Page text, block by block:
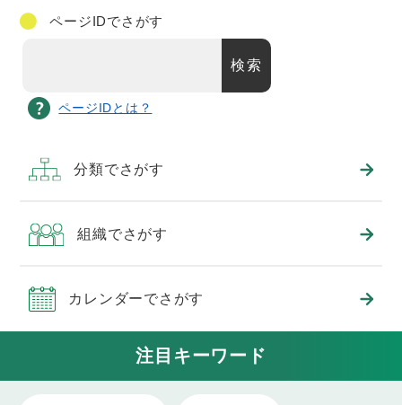
ページIDでさがす
ページIDとは？
分類でさがす
組織でさがす
カレンダーでさがす
注目キーワード